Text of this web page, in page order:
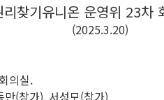
리찾기유니온 운영위 23차
(2025.3.20)
의실.
(참가), 서성모(참가)